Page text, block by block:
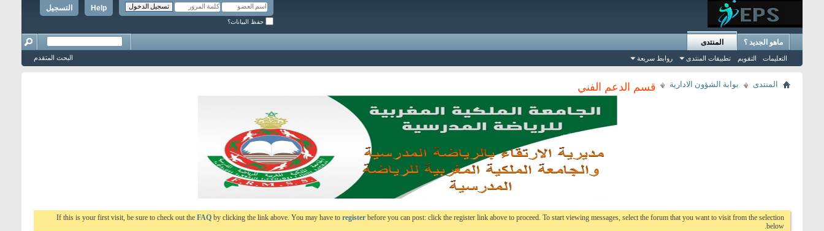
التسجيل Help
حفظ البيانات؟
ماهو الجديد ؟ المنتدى
التعليمات التقويم تطبيقات المنتدى روابط سريعة البحث المتقدم
المنتدى بوابة الشؤون الادارية قسم الدعم الفني
If this is your first visit, be sure to check out the FAQ by clicking the link above. You may have to register before you can post: click the register link above to proceed. To start viewing messages, select the forum that you want to visit from the selection
below.